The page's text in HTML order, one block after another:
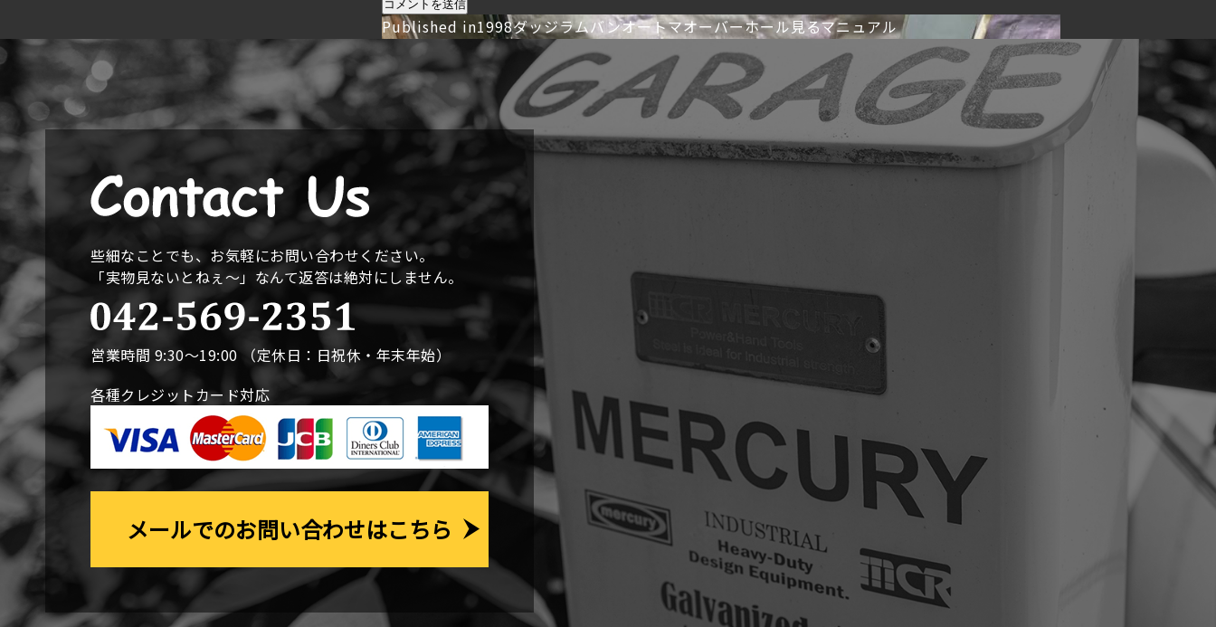
投
稿
ナ
ビ
ー
シ
ョ
ン
Published in1998ダッジラムバンオートマオーバーホール見るマニュアル
些細なことでも、お気軽にお問い合わせください。
「実物見ないとねぇ〜」なんて返答は絶対にしません。
営業時間 9:30〜19:00 （定休日：日祝休・年末年始）
各種クレジットカード対応
メールでのお問い合わせはこちら